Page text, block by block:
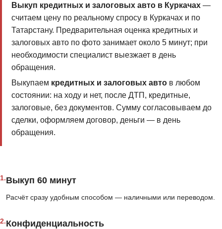
Выкуп кредитных и залоговых авто в Куркачах—
считаем цену по реальному спросу в Куркачах и по
Татарстану. Предварительная оценка кредитных и
залоговых авто по фото занимает около 5 минут; при
необходимости специалист выезжает в день
обращения.
Выкупаем кредитных и залоговых автов любом
состоянии: на ходу и нет, после ДТП, кредитные,
залоговые, без документов. Сумму согласовываем до
сделки, оформляем договор, деньги — в день
обращения.
1.Выкуп 60 минут
Расчёт сразу удобным способом — наличными или переводом.
2.Конфиденциальность